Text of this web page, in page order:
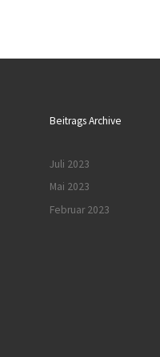
Beitrags Archive
Juli 2023
Mai 2023
Februar 2023